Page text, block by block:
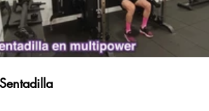
Sentadilla